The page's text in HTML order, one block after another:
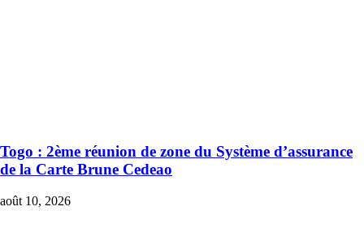
Togo : 2ème réunion de zone du Système d’assurance
de la Carte Brune Cedeao
août 10, 2026